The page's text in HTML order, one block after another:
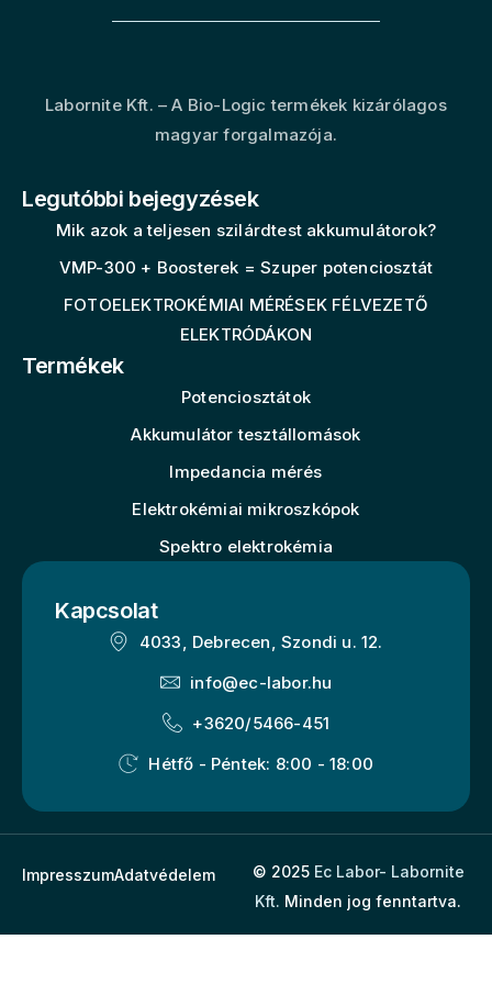
Labornite Kft. – A Bio-Logic termékek kizárólagos
magyar forgalmazója.
Legutóbbi bejegyzések
Mik azok a teljesen szilárdtest akkumulátorok?
VMP-300 + Boosterek = Szuper potenciosztát
FOTOELEKTROKÉMIAI MÉRÉSEK FÉLVEZETŐ
ELEKTRÓDÁKON
Termékek
Potenciosztátok
Akkumulátor tesztállomások
Impedancia mérés
Elektrokémiai mikroszkópok
Spektro elektrokémia
Kapcsolat
4033, Debrecen, Szondi u. 12.
info@ec-labor.hu
+3620/5466-451
Hétfő - Péntek: 8:00 - 18:00
© 2025 Ec Labor- Labornite
Kft. Minden jog fenntartva.
ImpresszumAdatvédelem